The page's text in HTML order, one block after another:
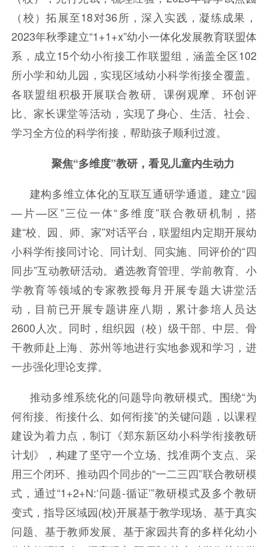
（校）拓展至18对36所，深入实践，凝练成果，
2023年秋季建立“1+1+x”幼小一体化发展教育联盟体
系，成立15个幼小衔接工作联盟组，涵盖全区102
所小学和幼儿园，实现区域幼小科学衔接全覆盖。
各联盟组积极开展联合教研、课例观摩、环创评
比、家长课堂等活动，实现了身心、生活、社会、
学习全方位的科学衔接，帮助孩子顺利过渡。
聚焦“多维度”教研，看见儿童内生动力
建构多维立体化的互联互通研学通道。建立“园
—片—区”三位一体“多维度”联合教研机制，搭
建“校、园、师、家”对话平台，联盟组内定期开展幼
小科学衔接同讨论、同计划、同实施、同评价的“四
同步”互动教研活动。遴选教育管理、学前教育、小
学教育等领域的专家教授每月开展专题大讲堂活
动，目前已开展专题讲座八期，累计参培人员达
2600人次。同时，组织园（校）级干部、中层、骨
干教师赴上海、苏州等地进行实地参观和学习，进
一步强化理论支撑。
推动多维系统化的问题导向教研模式。围绕“为
何衔接、衔接什么、如何衔接”的关键问题，以课程
建设为着力点，制订《郑东新区幼小科学衔接教研
计划》，构建了坚守一个立场、找准两个支点、采
用三个闭环、推动四个同步的“一二三四”联合教研模
式，通过“1+2+N:‘问题-循证’”教研模式及多个教研
变式，指导区域园(校)开展基于教学现场、基于真实
问题、基于教师发展、基于家园共育的多样化幼小